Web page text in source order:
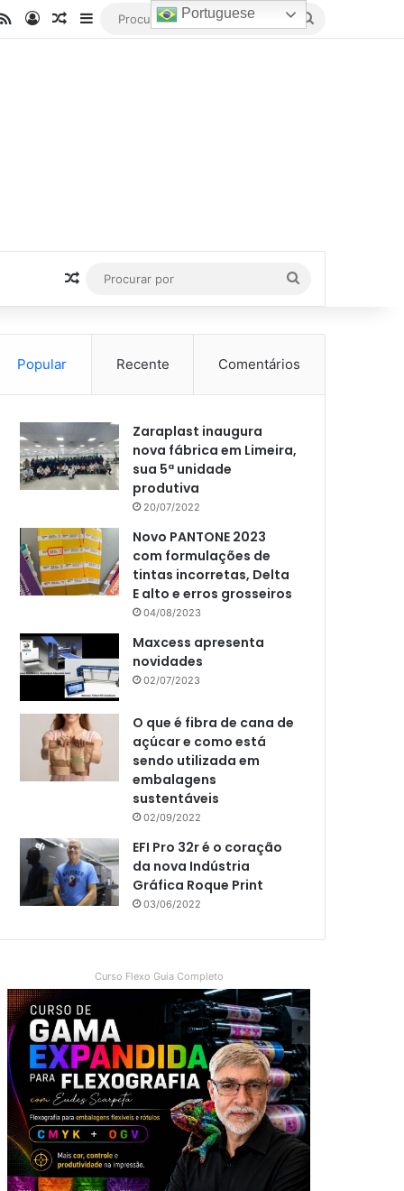
RSSEntrarArtigo aleatório
Barra Lateral
Artigo aleatório
por
Popular Recente Comentários
Zaraplast inaugura
nova fábrica em Limeira,
sua 5ª unidade
produtiva
20/07/2022
Novo PANTONE 2023
com formulações de
tintas incorretas, Delta
E alto e erros grosseiros
04/08/2023
Maxcess apresenta
novidades
02/07/2023
O que é fibra de cana de
açúcar e como está
sendo utilizada em
embalagens
sustentáveis
02/09/2022
EFI Pro 32r é o coração
da nova Indústria
Gráfica Roque Print
03/06/2022
Curso Flexo Guia Completo
Portuguese